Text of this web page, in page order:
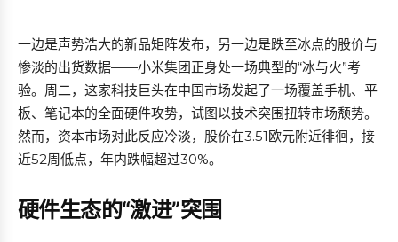
一边是声势浩大的新品矩阵发布，另一边是跌至冰点的股价与
惨淡的出货数据——小米集团正身处一场典型的“冰与火”考
验。周二，这家科技巨头在中国市场发起了一场覆盖手机、平
板、笔记本的全面硬件攻势，试图以技术突围扭转市场颓势。
然而，资本市场对此反应冷淡，股价在3.51欧元附近徘徊，接
近52周低点，年内跌幅超过30%。
硬件生态的“激进”突围